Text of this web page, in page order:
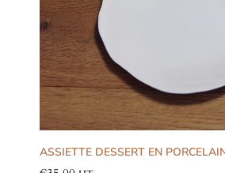
ASSIETTE DESSERT EN